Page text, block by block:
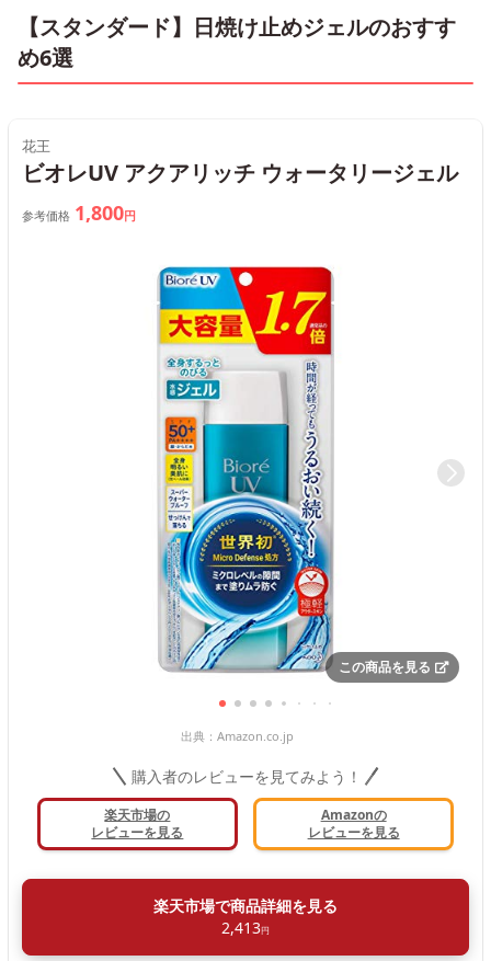
【スタンダード】日焼け止めジェルのおすす
め6選
花王
ビオレUV アクアリッチ ウォータリージェル
参考価格 1,800円
この商品を見る
出典： Amazon.co.jp
購入者のレビューを見てみよう！
楽天市場の
レビューを見る
Amazonの
レビューを見る
楽天市場で商品詳細を見る
2,413円